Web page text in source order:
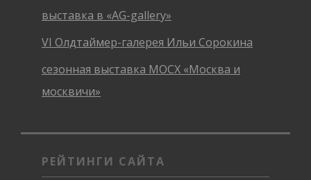
выставка в «AG-gallery»
VI Олдтаймер-галерея Ильи Сорокина
сезонная выставка МОСХ «Москва и
москвичи»
РЕЙТИНГИ САЙТА